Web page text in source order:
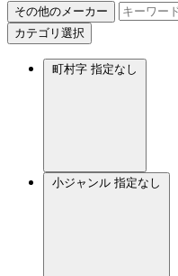
その他のメーカー
カテゴリ選択
町村字 指定なし
小ジャンル 指定なし